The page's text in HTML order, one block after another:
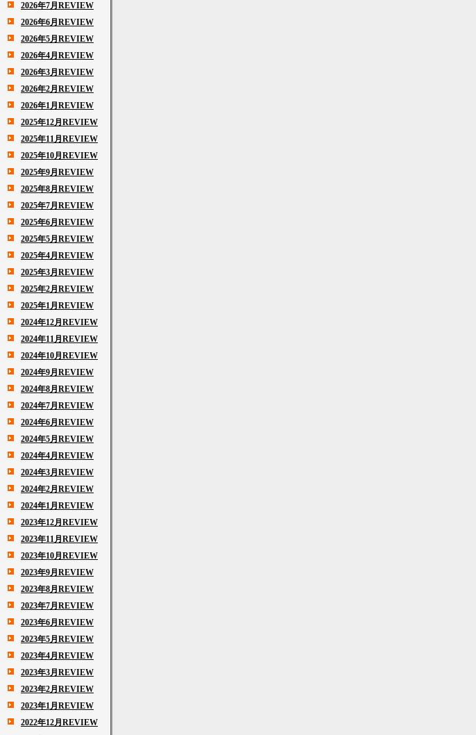
2026年7月REVIEW
2026年6月REVIEW
2026年5月REVIEW
2026年4月REVIEW
2026年3月REVIEW
2026年2月REVIEW
2026年1月REVIEW
2025年12月REVIEW
2025年11月REVIEW
2025年10月REVIEW
2025年9月REVIEW
2025年8月REVIEW
2025年7月REVIEW
2025年6月REVIEW
2025年5月REVIEW
2025年4月REVIEW
2025年3月REVIEW
2025年2月REVIEW
2025年1月REVIEW
2024年12月REVIEW
2024年11月REVIEW
2024年10月REVIEW
2024年9月REVIEW
2024年8月REVIEW
2024年7月REVIEW
2024年6月REVIEW
2024年5月REVIEW
2024年4月REVIEW
2024年3月REVIEW
2024年2月REVIEW
2024年1月REVIEW
2023年12月REVIEW
2023年11月REVIEW
2023年10月REVIEW
2023年9月REVIEW
2023年8月REVIEW
2023年7月REVIEW
2023年6月REVIEW
2023年5月REVIEW
2023年4月REVIEW
2023年3月REVIEW
2023年2月REVIEW
2023年1月REVIEW
2022年12月REVIEW